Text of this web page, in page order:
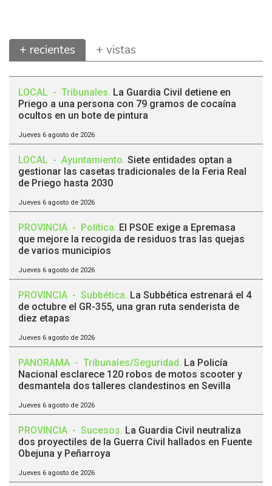
+ recientes + vistas
LOCAL - Tribunales. La Guardia Civil detiene en
Priego a una persona con 79 gramos de cocaína
ocultos en un bote de pintura
Jueves 6 agosto de 2026
LOCAL - Ayuntamiento. Siete entidades optan a
gestionar las casetas tradicionales de la Feria Real
de Priego hasta 2030
Jueves 6 agosto de 2026
PROVINCIA - Política. El PSOE exige a Epremasa
que mejore la recogida de residuos tras las quejas
de varios municipios
Jueves 6 agosto de 2026
PROVINCIA - Subbética. La Subbética estrenará el 4
de octubre el GR-355, una gran ruta senderista de
diez etapas
Jueves 6 agosto de 2026
PANORAMA - Tribunales/Seguridad. La Policía
Nacional esclarece 120 robos de motos scooter y
desmantela dos talleres clandestinos en Sevilla
Jueves 6 agosto de 2026
PROVINCIA - Sucesos. La Guardia Civil neutraliza
dos proyectiles de la Guerra Civil hallados en Fuente
Obejuna y Peñarroya
Jueves 6 agosto de 2026